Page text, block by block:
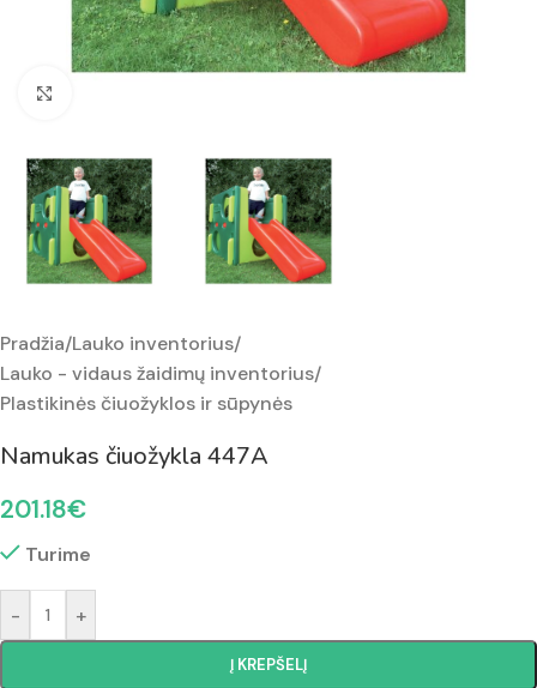
Pradžia/Lauko inventorius/
Lauko - vidaus žaidimų inventorius/
Plastikinės čiuožyklos ir sūpynės
Namukas čiuožykla 447A
201.18€
Turime
- +
Į KREPŠELĮ